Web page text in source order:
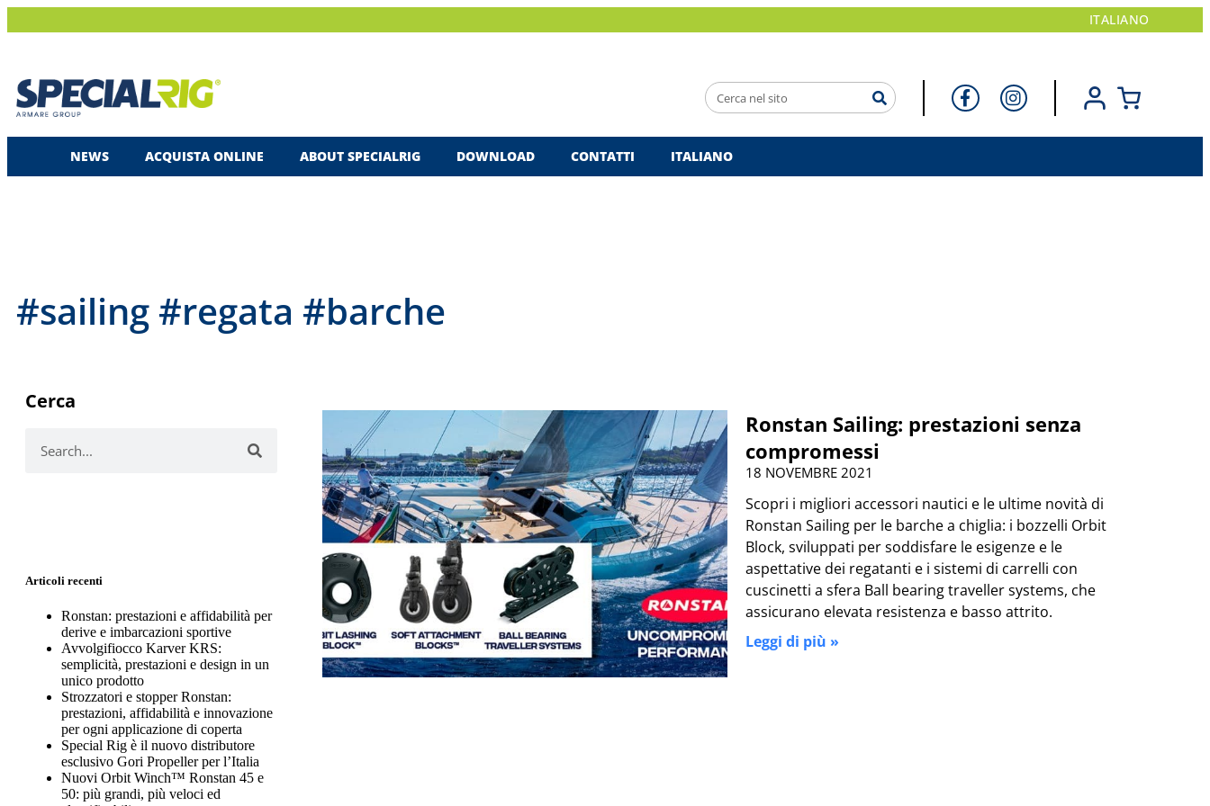
ITALIANO
NEWS ACQUISTA ONLINE ABOUT SPECIALRIG DOWNLOAD CONTATTI ITALIANO
#sailing #regata #barche
Cerca
Articoli recenti
Ronstan: prestazioni e affidabilità per
derive e imbarcazioni sportive
Avvolgifiocco Karver KRS:
semplicità, prestazioni e design in un
unico prodotto
Strozzatori e stopper Ronstan:
prestazioni, affidabilità e innovazione
per ogni applicazione di coperta
Special Rig è il nuovo distributore
esclusivo Gori Propeller per l’Italia
Nuovi Orbit Winch™ Ronstan 45 e
50: più grandi, più veloci ed
Ronstan Sailing: prestazioni senza
compromessi
18 NOVEMBRE 2021
Scopri i migliori accessori nautici e le ultime novità di
Ronstan Sailing per le barche a chiglia: i bozzelli Orbit
Block, sviluppati per soddisfare le esigenze e le
aspettative dei regatanti e i sistemi di carrelli con
cuscinetti a sfera Ball bearing traveller systems, che
assicurano elevata resistenza e basso attrito.
Leggi di più »